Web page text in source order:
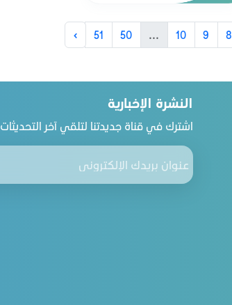
8
9
10
...
50
51
›
النشرة الإخبارية
اشترك في قناة جديدتنا لتلقي آخر التحديثات